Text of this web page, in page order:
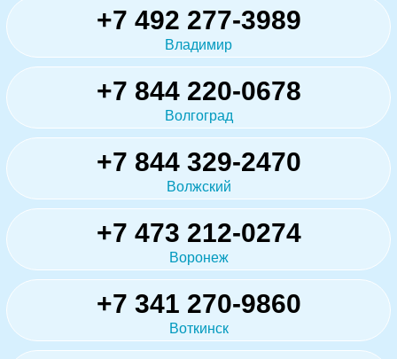
+7 492 277-3989
Владимир
+7 844 220-0678
Волгоград
+7 844 329-2470
Волжский
+7 473 212-0274
Воронеж
+7 341 270-9860
Воткинск